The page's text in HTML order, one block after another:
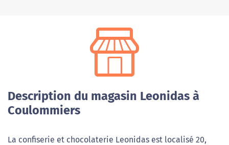
Description du magasin Leonidas à
Coulommiers
La confiserie et chocolaterie Leonidas est localisé 20,